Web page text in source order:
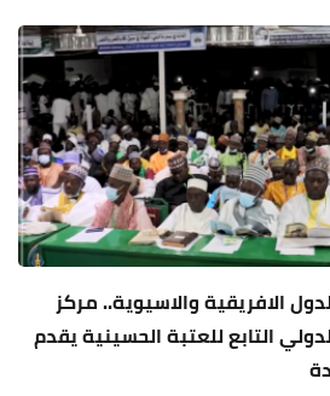
الافريقية والاسيوية.. مركز
التابع للعتبة الحسينية يقدم